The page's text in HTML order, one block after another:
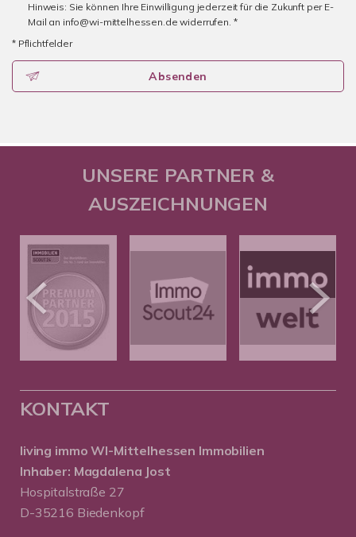
Hinweis: Sie können Ihre Einwilligung jederzeit für die Zukunft per E-
Mail an info@wi-mittelhessen.de widerrufen. *
* Pflichtfelder
Absenden
UNSERE PARTNER &
AUSZEICHNUNGEN
KONTAKT
living immo WI-Mittelhessen Immobilien
Inhaber: Magdalena Jost
Hospitalstraße 27
D-35216 Biedenkopf